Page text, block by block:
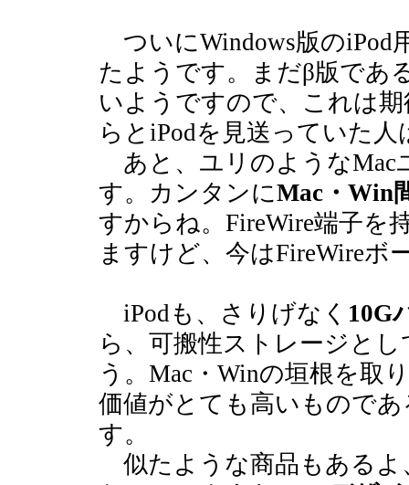
ついにWindows版のiPod
たようです。まだβ版であ
いようですので、これは
らとiPodを見送っていた
あと、ユリのようなMac
す。カンタンにMac・Win
すからね。FireWire端子を
ますけど、今はFireWireボ
iPodも、さりげなく 10G
ら、可搬性ストレージと
う。Mac・Winの垣根を取
価値がとても高いもので
す。
似たような商品もあるよ